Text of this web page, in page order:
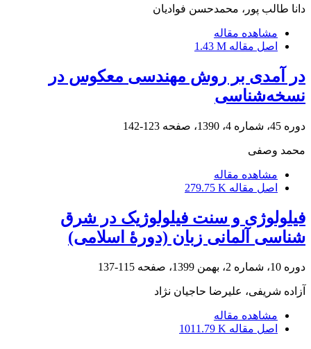
دانا طالب پور، محمدحسن فوادیان
مشاهده مقاله
اصل مقاله 1.43 M
در آمدی بر روش مهندسی معکوس در
نسخه‌شناسی
دوره 45، شماره 4، 1390، صفحه 123-142
محمد وصفی
مشاهده مقاله
اصل مقاله 279.75 K
فیلولوژی و سنت فیلولوژیک در شرق
شناسی آلمانی زبان (دورۀ اسلامی)
دوره 10، شماره 2، بهمن 1399، صفحه 115-137
آزاده شریفی، علیرضا حاجیان نژاد
مشاهده مقاله
اصل مقاله 1011.79 K